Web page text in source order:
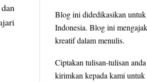
Blog ini didedikasikan
Indonesia. Blog ini
kreatif dalam menulis.
Ciptakan tulisan-tulisan
kirimkan kepada kami